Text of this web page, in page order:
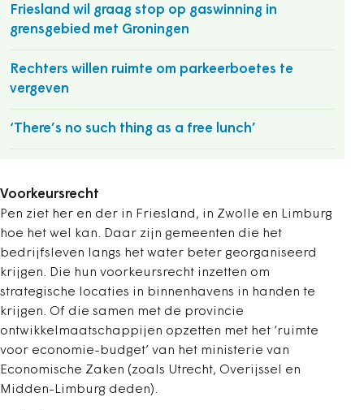
Friesland wil graag stop op gaswinning in
grensgebied met Groningen
Rechters willen ruimte om parkeerboetes te
vergeven
‘There’s no such thing as a free lunch’
Voorkeursrecht
Pen ziet her en der in Friesland, in Zwolle en Limburg
hoe het wel kan. Daar zijn gemeenten die het
bedrijfsleven langs het water beter georganiseerd
krijgen. Die hun voorkeursrecht inzetten om
strategische locaties in binnenhavens in handen te
krijgen. Of die samen met de provincie
ontwikkelmaatschappijen opzetten met het ‘ruimte
voor economie-budget’ van het ministerie van
Economische Zaken (zoals Utrecht, Overijssel en
Midden-Limburg deden).